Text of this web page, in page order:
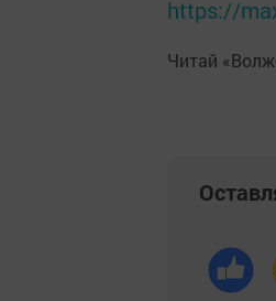
https://
Читай